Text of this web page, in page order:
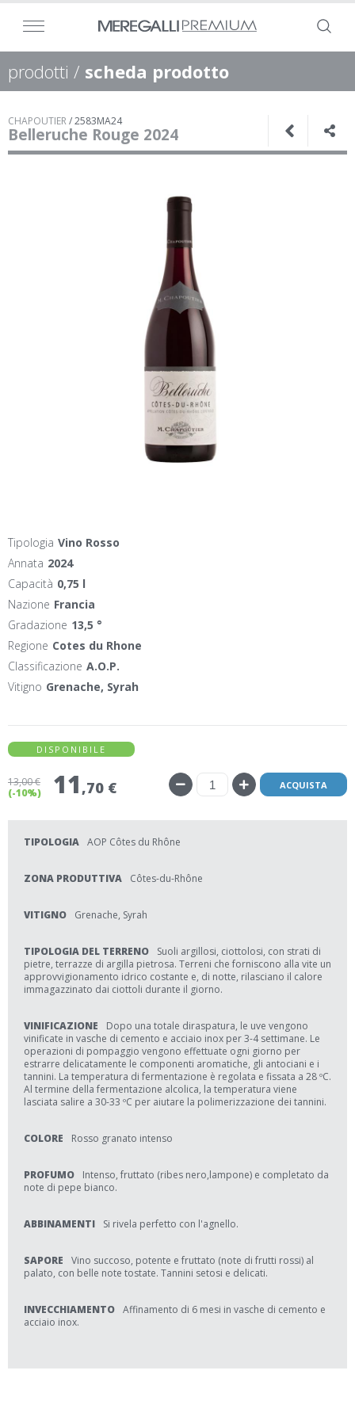
prodotti / scheda prodotto
CHAPOUTIER/2583MA24
Belleruche Rouge 2024
Tipologia Vino Rosso
Annata 2024
Capacità 0,75 l
Nazione Francia
Gradazione 13,5 °
Regione Cotes du Rhone
Classificazione A.O.P.
Vitigno Grenache, Syrah
DISPONIBILE
13,00 €
(-10%)
11 ,70 € ACQUISTA
TIPOLOGIA AOP Côtes du Rhône
ZONA PRODUTTIVA Côtes-du-Rhône
VITIGNO Grenache, Syrah
TIPOLOGIA DEL TERRENO
Suoli argillosi, ciottolosi, con strati di
pietre, terrazze di argilla pietrosa. Terreni che forniscono alla vite un
approvvigionamento idrico costante e, di notte, rilasciano il calore
immagazzinato dai ciottoli durante il giorno.
VINIFICAZIONE
Dopo una totale diraspatura, le uve vengono
vinificate in vasche di cemento e acciaio inox per 3-4 settimane. Le
operazioni di pompaggio vengono effettuate ogni giorno per
estrarre delicatamente le componenti aromatiche, gli antociani e i
tannini. La temperatura di fermentazione è regolata e fissata a 28 ºC.
Al termine della fermentazione alcolica, la temperatura viene
lasciata salire a 30-33 ºC per aiutare la polimerizzazione dei tannini.
COLORE Rosso granato intenso
PROFUMO
Intenso, fruttato (ribes nero,lampone) e completato da
note di pepe bianco.
ABBINAMENTI Si rivela perfetto con l'agnello.
SAPORE
Vino succoso, potente e fruttato (note di frutti rossi) al
palato, con belle note tostate. Tannini setosi e delicati.
INVECCHIAMENTO Affinamento di 6 mesi in vasche di cemento e
acciaio inox.